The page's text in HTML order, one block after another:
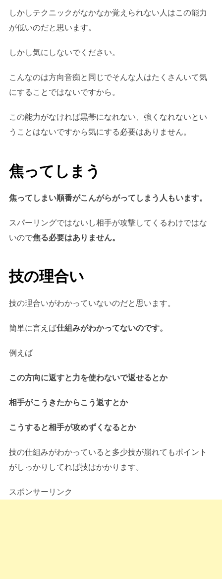
しかしテクニックがなかなか覚えられない人はこの能力
が低いのだと思います。
しかし気にしないでください。
こんなのは方向音痴と同じでそんな人はたくさんいて気
にすることではないですから。
この能力がなければ黒帯になれない、強くなれないとい
うことはないですから気にする必要はありません。
焦ってしまう
焦ってしまい順番がこんがらがってしまう人もいます。
スパーリングではないし相手が攻撃してくるわけではな
いので焦る必要はありません。
技の理合い
技の理合いがわかっていないのだと思います。
簡単に言えば仕組みがわかってないのです。
例えば
この方向に返すと力を使わないで返せるとか
相手がこうきたからこう返すとか
こうすると相手が攻めずくなるとか
技の仕組みがわかっていると多少技が崩れてもポイント
がしっかりしてれば技はかかります。
スポンサーリンク